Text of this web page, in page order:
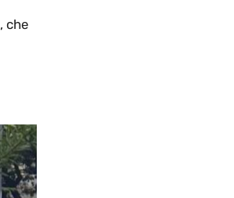
che